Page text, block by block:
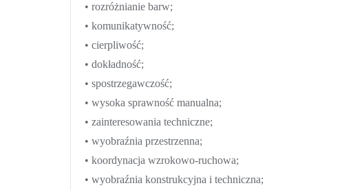
• rozróżnianie barw;
• komunikatywność;
• cierpliwość;
• dokładność;
• spostrzegawczość;
• wysoka sprawność manualna;
• zainteresowania techniczne;
• wyobraźnia przestrzenna;
• koordynacja wzrokowo-ruchowa;
• wyobraźnia konstrukcyjna i techniczna;